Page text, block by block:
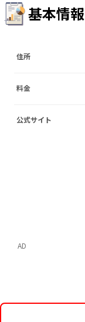
基本情報
住所
料金
公式サイト
AD